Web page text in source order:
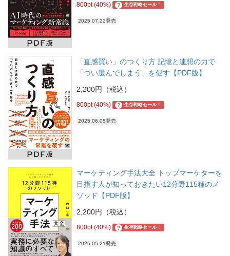
800pt (40%) ? 生存戦略セール！
2025.07.22発売
「直感買い」のつくり方 記憶と連想の力で
「つい選んでしまう」を促す【PDF版】
2,200円（税込）
800pt (40%) ? 生存戦略セール！
2025.06.05発売
マーケティング手法大全 トップマーケターを
目指す人が知っておきたい12分野115種のメ
ソッド【PDF版】
2,200円（税込）
800pt (40%) ? 生存戦略セール！
2025.05.21発売